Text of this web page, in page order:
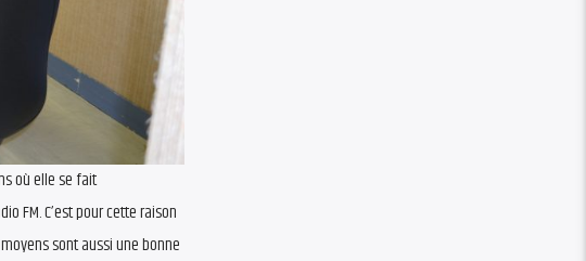
où elle se fait
FM. C’est pour cette raison
sont aussi une bonne